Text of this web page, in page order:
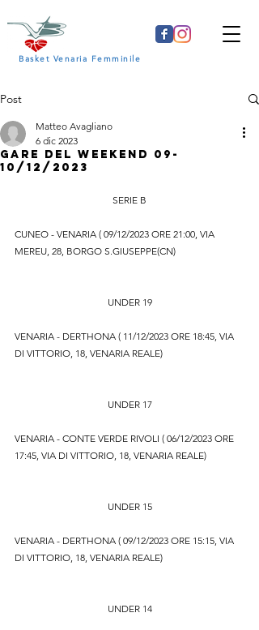
Basket Venaria Femminile
Post
GARE DEL WEEKEND 09-
10/12/2023
Matteo Avagliano
6 dic 2023
SERIE B
CUNEO - VENARIA ( 09/12/2023 ORE 21:00, VIA
MEREU, 28, BORGO S.GIUSEPPE(CN)
UNDER 19
VENARIA - DERTHONA ( 11/12/2023 ORE 18:45, VIA
DI VITTORIO, 18, VENARIA REALE)
UNDER 17
VENARIA - CONTE VERDE RIVOLI ( 06/12/2023 ORE
17:45, VIA DI VITTORIO, 18, VENARIA REALE)
UNDER 15
VENARIA - DERTHONA ( 09/12/2023 ORE 15:15, VIA
DI VITTORIO, 18, VENARIA REALE)
UNDER 14